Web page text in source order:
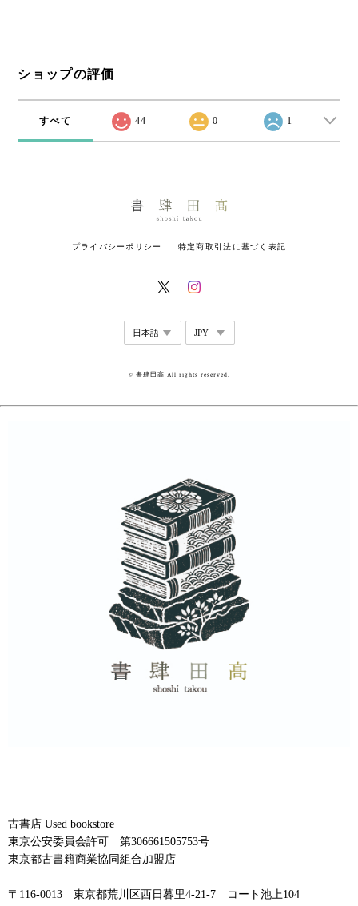
ショップの評価
すべて 44 0 1
プライバシーポリシー 特定商取引法に基づく表記
© 書肆田高 All rights reserved.
古書店 Used bookstore
東京公安委員会許可 第306661505753号
東京都古書籍商業協同組合加盟店
〒116-0013 東京都荒川区西日暮里4-21-7 コート池上104